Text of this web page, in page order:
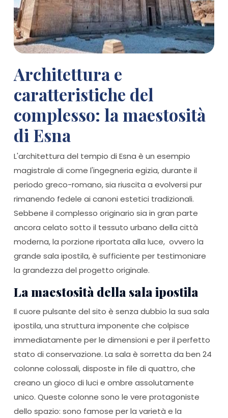
Architettura e
caratteristiche del
complesso: la maestosità
di Esna
L'architettura del tempio di Esna è un esempio
magistrale di come l'ingegneria egizia, durante il
periodo greco-romano, sia riuscita a evolversi pur
rimanendo fedele ai canoni estetici tradizionali.
Sebbene il complesso originario sia in gran parte
ancora celato sotto il tessuto urbano della città
moderna, la porzione riportata alla luce, ovvero la
grande sala ipostila, è sufficiente per testimoniare
la grandezza del progetto originale.
La maestosità della sala ipostila
Il cuore pulsante del sito è senza dubbio la sua sala
ipostila, una struttura imponente che colpisce
immediatamente per le dimensioni e per il perfetto
stato di conservazione. La sala è sorretta da ben 24
colonne colossali, disposte in file di quattro, che
creano un gioco di luci e ombre assolutamente
unico. Queste colonne sono le vere protagoniste
dello spazio: sono famose per la varietà e la